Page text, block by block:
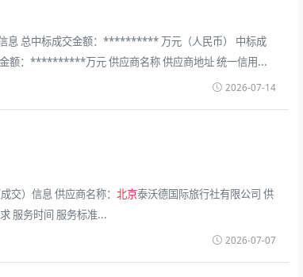
息 总中标成交金额：********** 万元（人民币） 中标成
额：**********万元 供应商名称 供应商地址 统一信用...
2026-07-14
交）信息 供应商名称： 北京泰沃德国际旅行社有限公司 供
服务时间 服务标准...
2026-07-07